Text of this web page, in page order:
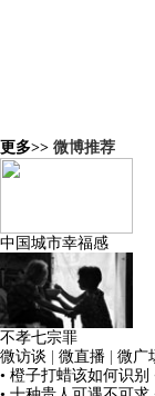
更多>> 微博推荐
中国城市幸福感
不孝七宗罪
微访谈
微直播 微广
• 橙子打蜡该如何识别